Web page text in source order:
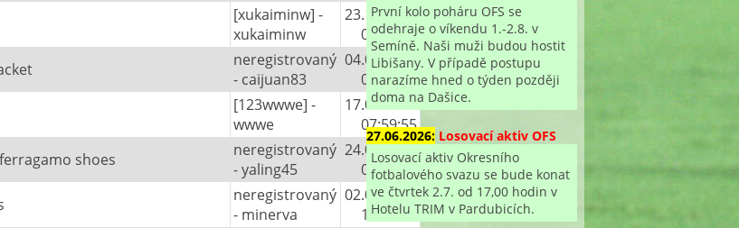
[xukaiminw] -
xukaiminw
23.12.2017
02:30:31
neregistrovaný
- caijuan83
04.09.2018
05:57:41
[123wwwe] -
wwwe
17.01.2019
07:59:55
shoes
neregistrovaný
- yaling45
24.01.2019
06:29:41
neregistrovaný
- minerva
02.02.2019
10:44:32
První kolo poháru OFS se
odehraje o víkendu 1.-2.8. v
Semíně. Naši muži budou hostit
Libišany. V případě postupu
narazíme hned o týden později
doma na Dašice.
27.06.2026: Losovací aktiv OFS
Losovací aktiv Okresního
fotbalového svazu se bude konat
ve čtvrtek 2.7. od 17,00 hodin v
Hotelu TRIM v Pardubicích.